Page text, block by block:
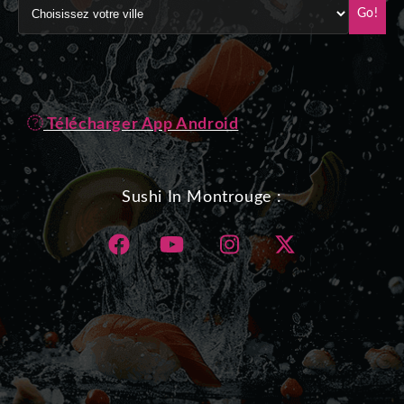
Go!
Télécharger App Android
Sushi In Montrouge :